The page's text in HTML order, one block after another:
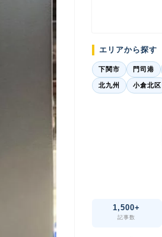
エリアから探す
下関市 門司港
北九州 小倉北区
1,500+
記事数